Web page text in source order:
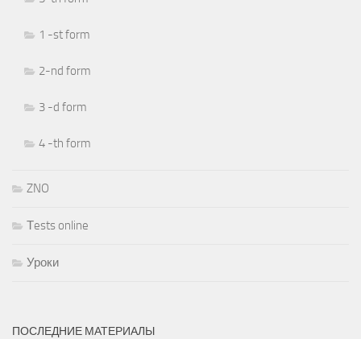
1 -st form
2-nd form
3 -d form
4 -th form
ZNO
Тests online
Уроки
ПОСЛЕДНИЕ МАТЕРИАЛЫ